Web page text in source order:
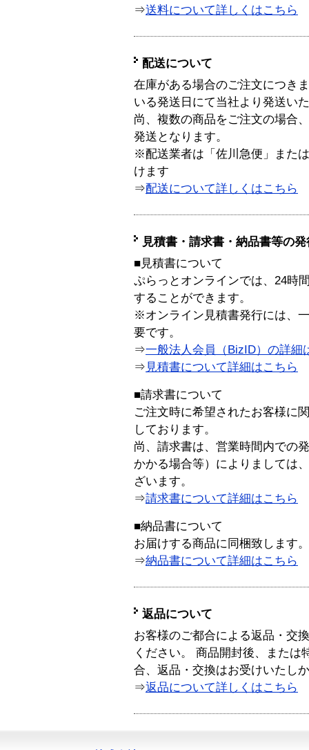
⇒送料について詳しくはこちら
配送について
在庫がある場合のご注文につき
いる発送日にて当社より発送い
尚、複数の商品をご注文の場合
発送となります。
※配送業者は「佐川急便」また
けます
⇒配送について詳しくはこちら
見積書・請求書・納品書等の
■見積書について
ぷらっとオンラインでは、24時
することができます。
※オンライン見積書発行には、
要です。
⇒一般法人会員（BizID）の詳細
⇒ 見積書について詳細はこちら
■請求書について
ご注文時に希望されたお客様に
しております。
尚、請求書は、営業時間内での
かかる場合等）によりましては
ざいます。
⇒請求書について詳細はこちら
■納品書について
お届けする商品に同梱致します。
⇒納品書について詳細はこちら
返品について
お客様のご都合による返品・交
ください。 商品開封後、または
合、返品・交換はお受けいたし
⇒返品について詳しくはこちら